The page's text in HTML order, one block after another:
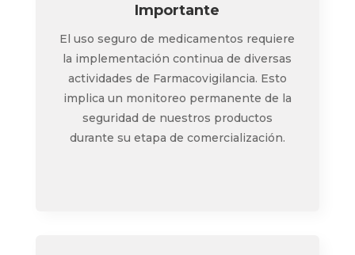
Importante
El uso seguro de medicamentos requiere
la implementación continua de diversas
actividades de Farmacovigilancia. Esto
implica un monitoreo permanente de la
seguridad de nuestros productos
durante su etapa de comercialización.